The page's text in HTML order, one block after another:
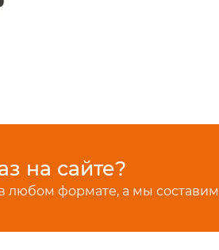
на сайте?
любом формате, а мы составим